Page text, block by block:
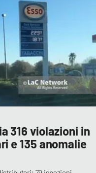
316 violazioni in
e 135 anomalie